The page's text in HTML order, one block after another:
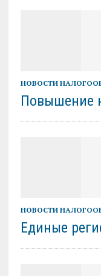
НОВОСТИ
Повышение
НОВОСТИ
Единые